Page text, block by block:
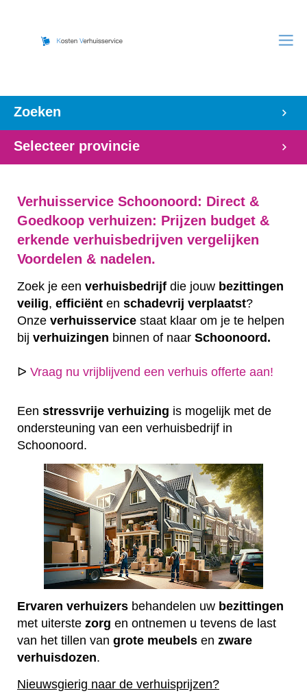
Zoeken
Selecteer provincie
Verhuisservice Schoonoord: Direct &
Goedkoop verhuizen: Prijzen budget &
erkende verhuisbedrijven vergelijken
Voordelen & nadelen.
Zoek je een verhuisbedrijf die jouw bezittingen
veilig, efficiënt en schadevrij verplaatst?
Onze verhuisservice staat klaar om je te helpen
bij verhuizingen binnen of naar Schoonoord.
ᐅ Vraag nu vrijblijvend een verhuis offerte aan!
Een stressvrije verhuizing is mogelijk met de
ondersteuning van een verhuisbedrijf in
Schoonoord.
Ervaren verhuizers behandelen uw bezittingen
met uiterste zorg en ontnemen u tevens de last
van het tillen van grote meubels en zware
verhuisdozen.
Nieuwsgierig naar de verhuisprijzen?